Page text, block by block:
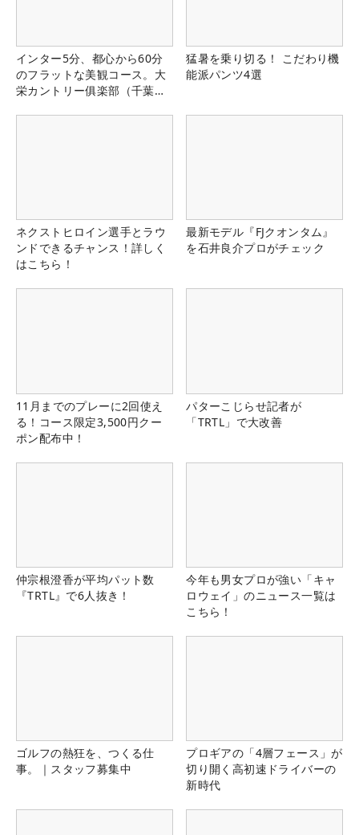
インター5分、都心から60分
のフラットな美観コース。大
栄カントリー俱楽部（千葉
猛暑を乗り切る！ こだわり機
能派パンツ4選
ネクストヒロイン選手とラウ
ンドできるチャンス！詳しく
はこちら！
最新モデル『FJクオンタム』
を石井良介プロがチェック
11月までのプレーに2回使え
る！コース限定3,500円クー
ポン配布中！
パターこじらせ記者が
「TRTL」で大改善
仲宗根澄香が平均パット数
『TRTL』で6人抜き！
今年も男女プロが強い「キャ
ロウェイ」のニュース一覧は
こちら！
ゴルフの熱狂を、つくる仕
事。｜スタッフ募集中
プロギアの「4層フェース」が
切り開く高初速ドライバーの
新時代